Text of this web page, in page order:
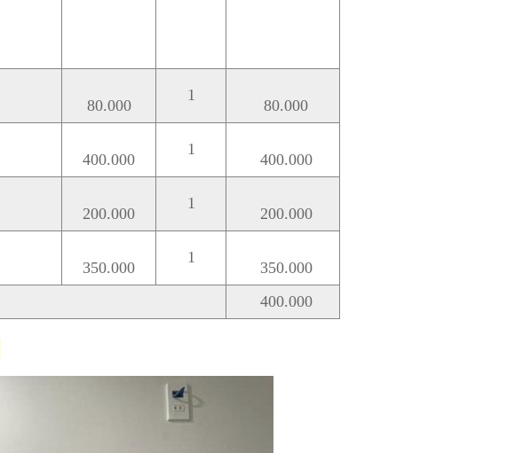
80.000
1
80.000
400.000
1
400.000
200.000
1
200.000
350.000
1
350.000
400.000